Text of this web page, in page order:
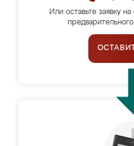
Или оставьте заявку